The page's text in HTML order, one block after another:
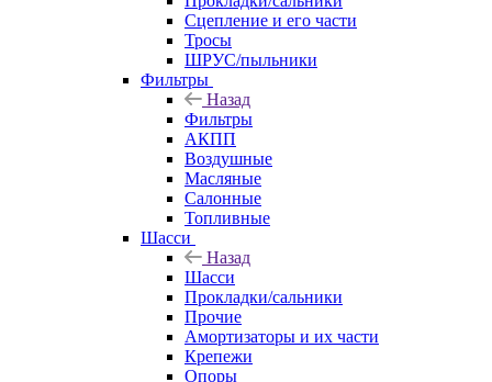
Сцепление и его части
Тросы
ШРУС/пыльники
Фильтры
Назад
Фильтры
АКПП
Воздушные
Масляные
Салонные
Топливные
Шасси
Назад
Шасси
Прокладки/сальники
Прочие
Амортизаторы и их части
Крепежи
Опоры